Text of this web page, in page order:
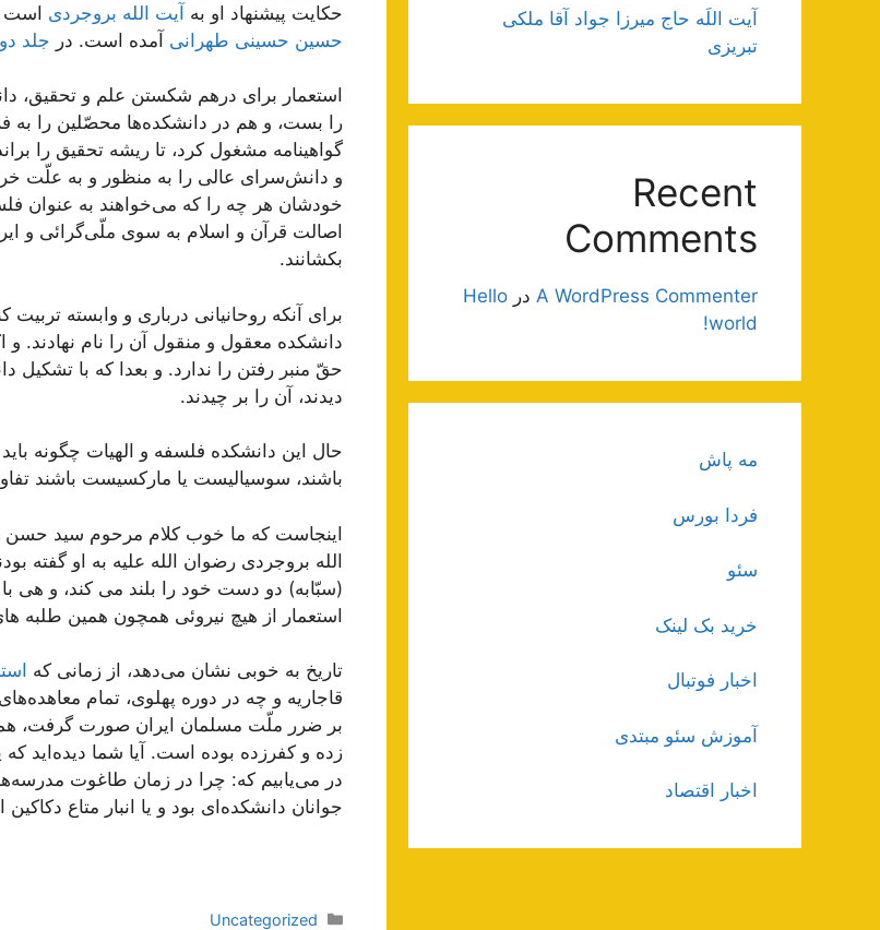
حکایت پیشنهاد او به آیت الله بروجردی است
حسین حسینی طهرانی آمده است. در جلد
استعمار براى درهم شكستن علم و تحقیق،
را بست، و هم در دانشكده‌ها محصّلین را به
گواهینامه مشغول كرد، تا ریشه تحقیق را
و دانش‌سراى عالى را به منظور و به علّت
خودشان هر چه را كه مى‌خواهند به عنوان
اصالت قرآن و اسلام به سوى ملّى‌گرائى و
بكشانند.
براى آنكه روحانیانى دربارى و وابسته
دانشكده معقول و منقول آن را نام نهادند.
حقّ منبر رفتن را ندارد. و بعدا كه با تشكیل
دیدند، آن را بر چیدند.
حال این دانشكده فلسفه و الهیات چگونه
باشند، سوسیالیست یا ماركسیست‌ باشند
اینجاست كه ما خوب كلام مرحوم سید حسن
الله بروجردى رضوان الله علیه به او گفته
(سبّابه) دو دست خود را بلند مى كند، و هى
استعمار از هیچ نیروئى همچون همین طلبه
تاریخ به خوبى نشان مى‌دهد، از زمانى كه
قاجاریه و چه در دوره پهلوى، تمام
بر ضرر ملّت مسلمان ایران صورت گرفت،
زده و كفرزده بوده است. آیا شما دیده‌اید
در مى‌یابیم كه: چرا در زمان طاغوت
جوانان دانشكده‌اى بود و یا انبار متاع
دسته‌ها
Uncategorized
آیت اللَه حاج میرزا جواد آقا ملکی
تبریزی
Recent
Comments
A WordPress Commenter در Hello
world!
مه پاش
فردا بورس
سئو
خرید بک لینک
اخبار فوتبال
آموزش سئو مبتدی
اخبار اقتصاد